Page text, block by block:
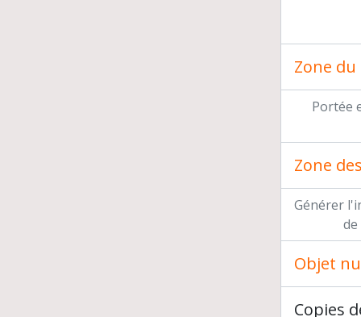
Zone
Portée
Zone
Générer
Objet
Copies